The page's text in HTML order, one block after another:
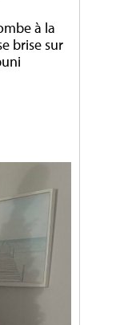
à la
brise sur